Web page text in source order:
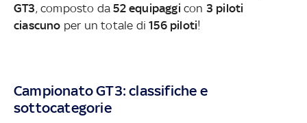
GT3, composto da52 equipaggicon 3 piloti
ciascuno per un totale di 156 piloti!
Campionato GT3: classifiche e
sottocategorie